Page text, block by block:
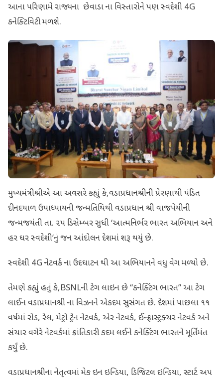
આના પરિણામે રાજ્યના છેવાડા ના વિસ્તારોને પણ સ્વદેશી 4G
કનેક્ટિવિટી મળશે.
મુખ્યમંત્રીશ્રીએ આ અવસરે કહ્યું કે,વડાપ્રધાનશ્રીની પ્રેરણાથી પંડિત
દીનદયાળ ઉપાધ્યાયની જન્મતિથિથી વડાપ્રધાન શ્રી વાજપેયીની
જન્મજયંતી તા. ૨૫ ડિસેમ્બર સુધી ‘આત્મનિર્ભર ભારત અભિયાન અને
હર ઘર સ્વદેશી’નું જન આંદોલન દેશમાં શરૂ થયું છે.
સ્વદેશી 4G નેટવર્ક ના ઉદઘાટન થી આ અભિયાનને વધુ વેગ મળ્યો છે.
તેમણે કહ્યું હતું કે,BSNLની ટેગ લાઇન છે “કનેક્ટિંગ ભારત” આ ટેગ
લાઈન વડાપ્રધાનશ્રી ના વિઝનને એકદમ સુસંગત છે. દેશમાં પાછલા ૧૧
વર્ષમાં રોડ, રેલ, મેટ્રો ટ્રેન નેટવર્ક, એર નેટવર્ક, ઈન્ફ્રાસ્ટ્રક્ચર નેટવર્ક અને
સંચાર વગેરે નેટવર્કમાં ક્રાંતિકારી કદમ લ‌ઈને કનેક્ટિંગ ભારતને મૂર્તિમંત
કર્યું છે.
વડાપ્રધાનશ્રીના નેતૃત્વમાં મેક ઇન ઇન્ડિયા, ડિજિટલ ઇન્ડિયા, સ્ટાર્ટ અપ